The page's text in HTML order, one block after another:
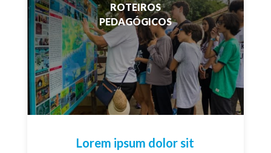
ROTEIROS
PEDAGÓGICOS
Lorem ipsum dolor sit